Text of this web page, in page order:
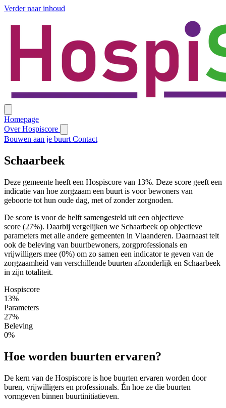
Verder naar inhoud
Homepage
Over Hospiscore
Bouwen aan je buurt Contact
Schaarbeek
Deze gemeente heeft een Hospiscore van 13%. Deze score geeft een
indicatie van hoe zorgzaam een buurt is voor bewoners van
geboorte tot hun oude dag, met of zonder zorgnoden.
De score is voor de helft samengesteld uit een objectieve
score (27%). Daarbij vergelijken we Schaarbeek op objectieve
parameters met alle andere gemeenten in Vlaanderen. Daarnaast telt
ook de beleving van buurtbewoners, zorgprofessionals en
vrijwilligers mee (0%) om zo samen een indicator te geven van de
zorgzaamheid van verschillende buurten afzonderlijk en Schaarbeek
in zijn totaliteit.
Hospiscore
13%
Parameters
27%
Beleving
0%
Hoe worden buurten ervaren?
De kern van de Hospiscore is hoe buurten ervaren worden door
buren, vrijwilligers en professionals. Én hoe ze die buurten
vormgeven binnen buurtinitiatieven.